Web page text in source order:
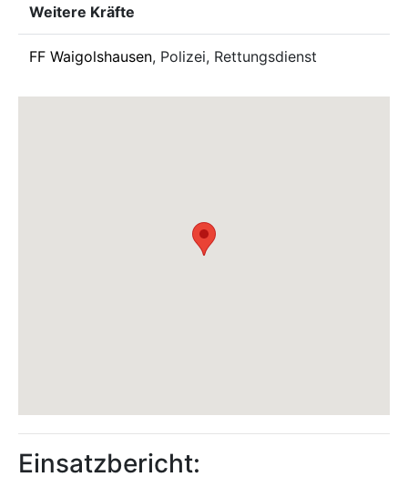
Weitere Kräfte
FF Waigolshausen, Polizei, Rettungsdienst
Einsatzbericht: